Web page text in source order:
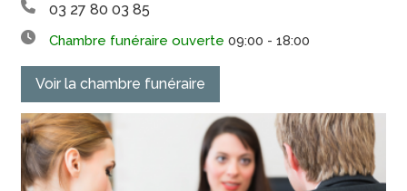
03 27 80 03 85
Chambre funéraire ouverte 09:00 - 18:00
Voir la chambre funéraire